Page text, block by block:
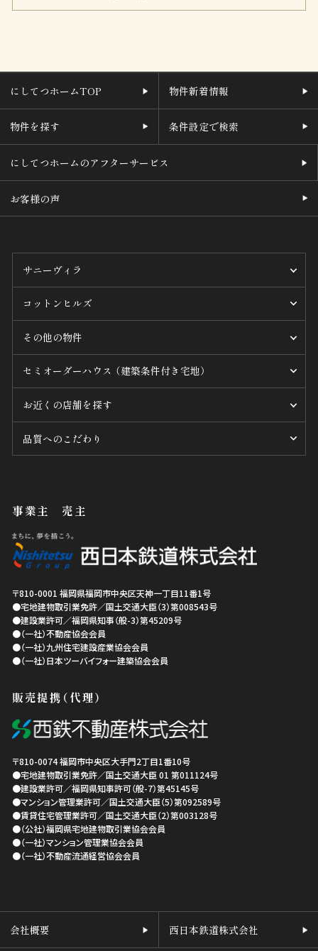
にしてつホームTOP 物件新着情報
物件を探す 条件設定で検索
にしてつホームのアフターサービス
お客様の声
サニーヴィラ
コットンヒルズ
その他の物件
セミオーダーハウス （建築条件付き宅地）
お近くの店舗を探す
品質へのこだわり
事業主 売主
〒810-0001 福岡県福岡市中央区天神一丁目11番1号
●宅地建物取引業免許／国土交通大臣（3）第008543号
●建設業許可／福岡県知事（般-3）第45209号
●（一社）不動産協会会員
●（一社）九州住宅建設産業協会会員
●（一社）日本ツーバイフォー建築協会会員
販売提携（代理）
〒810-0074福岡市中央区大手門2丁目1番10号
●宅地建物取引業免許／国土交通大臣 01 第011124号
●建設業許可／福岡県知事許可（般-7）第45145号
●マンション管理業許可／国土交通大臣（5）第092589号
●賃貸住宅管理業許可／国土交通大臣（2）第003128号
●（公社）福岡県宅地建物取引業協会会員
●（一社）マンション管理業協会会員
●（一社）不動産流通経営協会会員
会社概要 西日本鉄道株式会社